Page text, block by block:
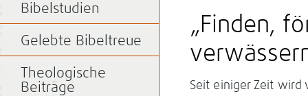
„Finden,
Seit einiger Zeit wird
Bibelstudien
Gelebte Bibeltreue
Theologische
Beiträge